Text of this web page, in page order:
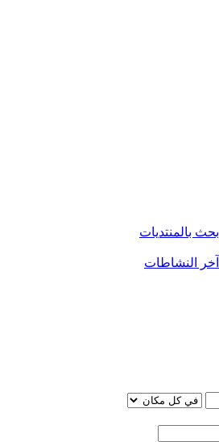
بحث بالمنتديات
آخر النشاطات